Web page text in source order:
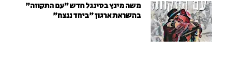
משה מינץ בסינגל חדש ״עם התקווה״
בהשראת ארגון "ביחד ננצח"